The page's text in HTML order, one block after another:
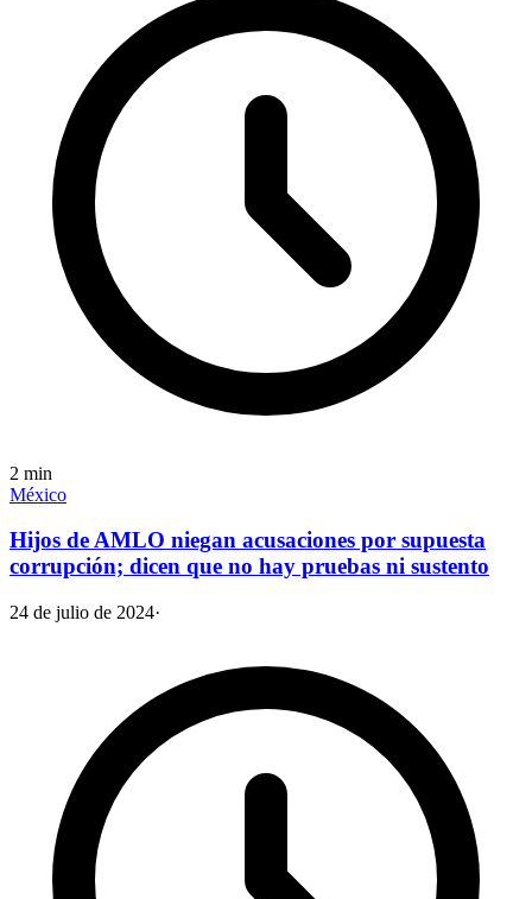
2 min
México
Hijos de AMLO niegan acusaciones por supuesta
corrupción; dicen que no hay pruebas ni sustento
24 de julio de 2024·